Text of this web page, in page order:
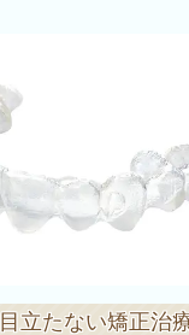
目立たない矯正治